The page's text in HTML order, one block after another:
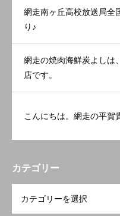
網走南ヶ丘高校放送局全
り♪
網走の焼肉海鮮炭よしは
店です。
こんにちは。網走の平賀
カテゴリー